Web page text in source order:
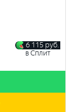
6 115 руб.
в Сплит